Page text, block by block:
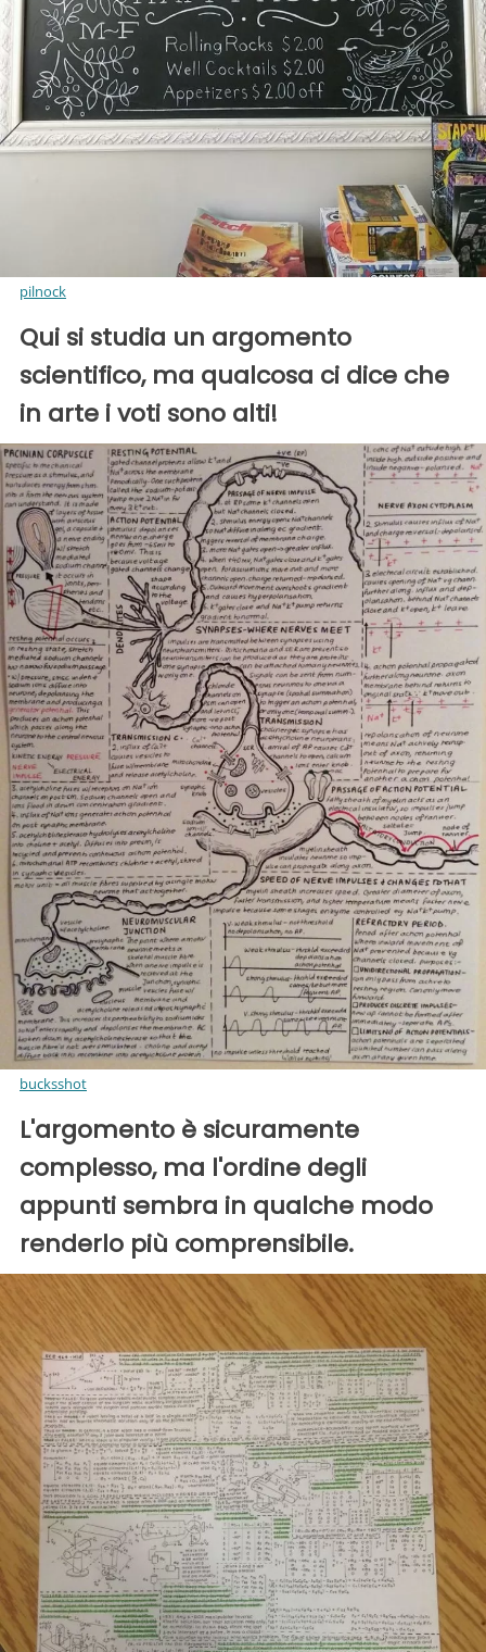
pilnock
Qui si studia un argomento
scientifico, ma qualcosa ci dice che
in arte i voti sono alti!
bucksshot
L'argomento è sicuramente
complesso, ma l'ordine degli
appunti sembra in qualche modo
renderlo più comprensibile.